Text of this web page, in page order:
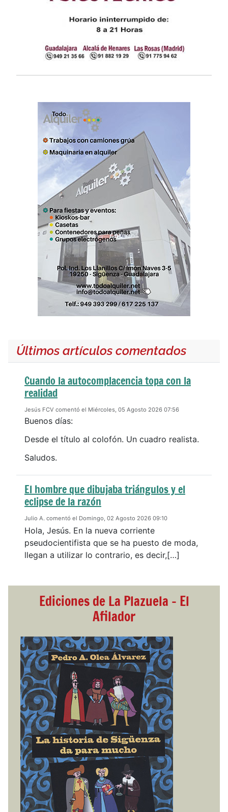
Últimos artículos comentados
Cuando la autocomplacencia topa con la
realidad
Jesús FCV comentó el Miércoles, 05 Agosto 2026 07:56
Buenos días:
Desde el título al colofón. Un cuadro realista.
Saludos.
El hombre que dibujaba triángulos y el
eclipse de la razón
Julio A. comentó el Domingo, 02 Agosto 2026 09:10
Hola, Jesús. En la nueva corriente
pseudocientifista que se ha puesto de moda,
llegan a utilizar lo contrario, es decir,[…]
Ediciones de La Plazuela - El
Afilador